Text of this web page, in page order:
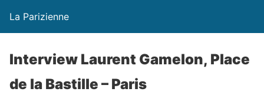
La Parizienne
Interview Laurent Gamelon, Place
de la Bastille – Paris